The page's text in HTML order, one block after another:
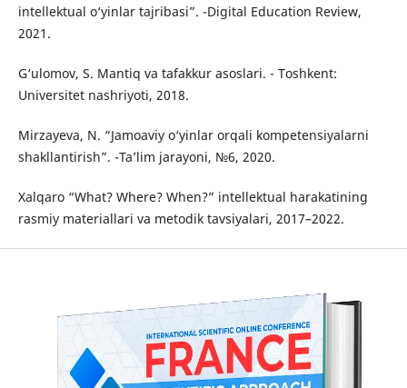
intellektual o‘yinlar tajribasi”. -Digital Education Review,
2021.
G‘ulomov, S. Mantiq va tafakkur asoslari. - Toshkent:
Universitet nashriyoti, 2018.
Mirzayeva, N. “Jamoaviy o‘yinlar orqali kompetensiyalarni
shakllantirish”. -Ta’lim jarayoni, №6, 2020.
Xalqaro “What? Where? When?” intellektual harakatining
rasmiy materiallari va metodik tavsiyalari, 2017–2022.